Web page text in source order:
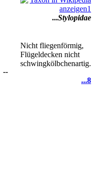
...Stylopidae
--
Nicht fliegenförmig,
Flügeldecken nicht
schwingkölbchenartig.
...8